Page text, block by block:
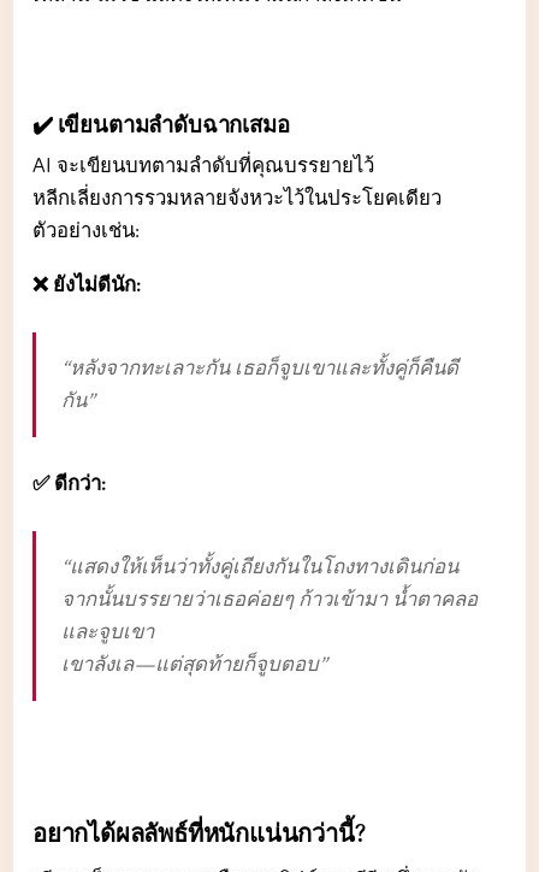
✔️ เขียนตามลำดับฉากเสมอ
AI จะเขียนบทตามลำดับที่คุณบรรยายไว้
หลีกเลี่ยงการรวมหลายจังหวะไว้ในประโยคเดียว
ตัวอย่างเช่น:
❌ ยังไม่ดีนัก:
“หลังจากทะเลาะกัน เธอก็จูบเขาและทั้งคู่ก็คืนดี
กัน”
✅ ดีกว่า:
“แสดงให้เห็นว่าทั้งคู่เถียงกันในโถงทางเดินก่อน
จากนั้นบรรยายว่าเธอค่อยๆ ก้าวเข้ามา น้ำตาคลอ
และจูบเขา
เขาลังเล—แต่สุดท้ายก็จูบตอบ”
อยากได้ผลลัพธ์ที่หนักแน่นกว่านี้?